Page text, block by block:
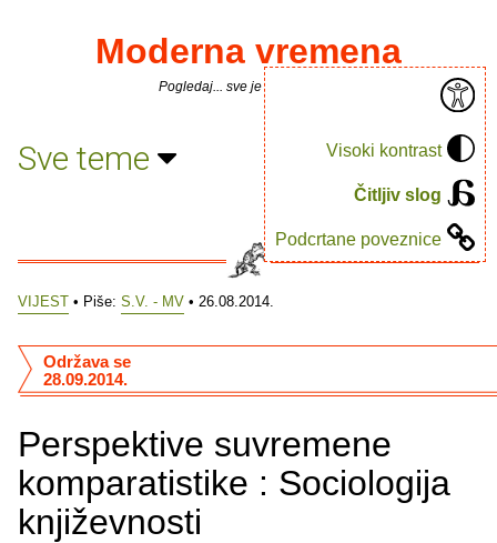
Visoki kontrast
Čitljiv slog
Podcrtane poveznice
Moderna vremena
Pogledaj... sve je puno knjiga.
Sve teme
VIJEST • Piše: S.V. - MV • 26.08.2014.
Perspektive suvremene
komparatistike : Sociologija
književnosti
Održava se
28.09.2014.